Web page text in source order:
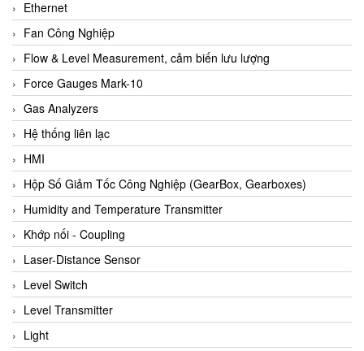
Ethernet
Fan Công Nghiệp
Flow & Level Measurement, cảm biến lưu lượng
Force Gauges Mark-10
Gas Analyzers
Hệ thống liên lạc
HMI
Hộp Số Giảm Tốc Công Nghiệp (GearBox, Gearboxes)
Humidity and Temperature Transmitter
Khớp nối - Coupling
Laser-Distance Sensor
Level Switch
Level Transmitter
Light